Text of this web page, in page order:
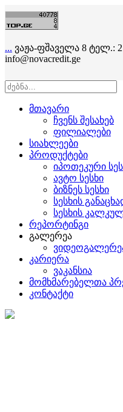
... ვაჟა-ფშაველა 8 ტელ.: 2
info@novacredit.ge
მთავარი
ჩვენს შესახებ
ფილიალები
სიახლეები
პროდუქტები
იპოთეკური
ავტო სესხი
ბიზნეს სესხი
სესხის
სესხის
რეპორტინგი
გალერეა
კარიერა
ვაკანსია
მომხმარებელთა
კონტაქტი